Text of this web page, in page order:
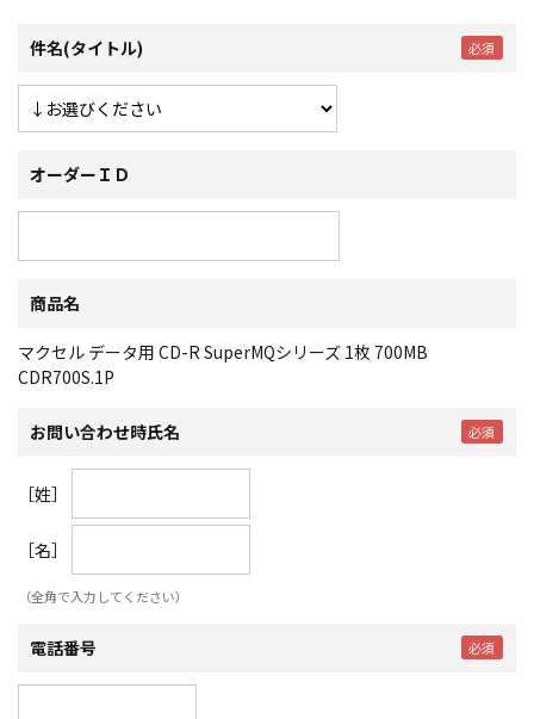
件名(タイトル)
オーダーＩＤ
商品名
マクセル データ用 CD-R SuperMQシリーズ 1枚 700MB
CDR700S.1P
お問い合わせ時氏名
［姓］
［名］
（全角で入力してください）
電話番号